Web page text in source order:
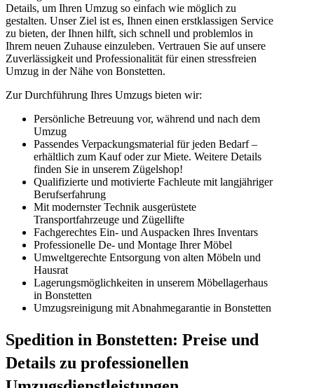
Details, um Ihren Umzug so einfach wie möglich zu
gestalten. Unser Ziel ist es, Ihnen einen erstklassigen Service
zu bieten, der Ihnen hilft, sich schnell und problemlos in
Ihrem neuen Zuhause einzuleben. Vertrauen Sie auf unsere
Zuverlässigkeit und Professionalität für einen stressfreien
Umzug in der Nähe von Bonstetten.
Zur Durchführung Ihres Umzugs bieten wir:
Persönliche Betreuung vor, während und nach dem
Umzug
Passendes Verpackungsmaterial für jeden Bedarf –
erhältlich zum Kauf oder zur Miete. Weitere Details
finden Sie in unserem Zügelshop!
Qualifizierte und motivierte Fachleute mit langjähriger
Berufserfahrung
Mit modernster Technik ausgerüstete
Transportfahrzeuge und Zügellifte
Fachgerechtes Ein- und Auspacken Ihres Inventars
Professionelle De- und Montage Ihrer Möbel
Umweltgerechte Entsorgung von alten Möbeln und
Hausrat
Lagerungsmöglichkeiten in unserem Möbellagerhaus
in Bonstetten
Umzugsreinigung mit Abnahmegarantie in Bonstetten
Spedition in Bonstetten: Preise und
Details zu professionellen